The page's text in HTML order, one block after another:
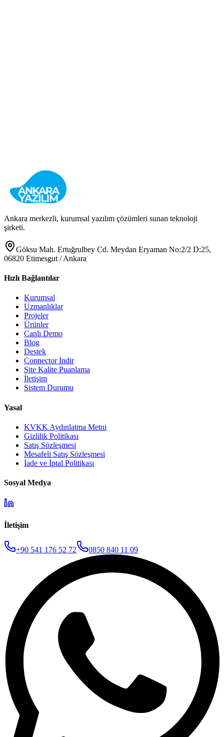
Ankara merkezli, kurumsal yazılım çözümleri sunan teknoloji
şirketi.
Göksu Mah. Ertuğrulbey Cd. Meydan Eryaman No:2/2 D:25,
06820 Etimesgut / Ankara
Hızlı Bağlantılar
Kurumsal
Uzmanlıklar
Projeler
Ürünler
Canlı Demo
Blog
Destek
Connector İndir
Site Kalite Puanlama
İletişim
Sistem Durumu
Yasal
KVKK Aydınlatma Metni
Gizlilik Politikası
Satış Sözleşmesi
Mesafeli Satış Sözleşmesi
İade ve İptal Politikası
Sosyal Medya
İletişim
+90 541 176 52 72 0850 840 11 09